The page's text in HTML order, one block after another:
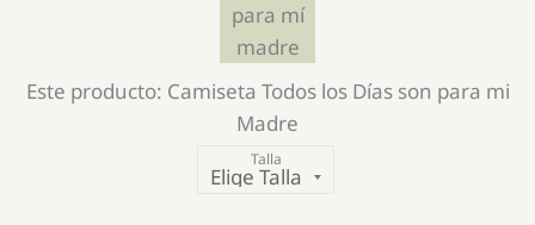
para
mi
Madre
Este producto: Camiseta Todos los Días son para mi
Madre
Talla